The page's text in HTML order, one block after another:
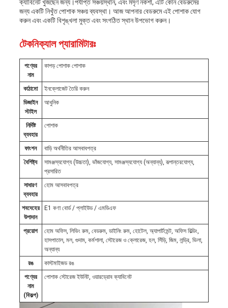
ক্যাবিনেট খুঁজছেন জন্য।পর্যাপ্ত সঞ্চয়স্থান, এবং মসৃণ নকশা, এটি কোন বেডরুমের
জন্য একটি নিখুঁত পোশাক সঞ্চয় ব্যবস্থা। আজ আপনার বেডরুমে এই পোশাক যোগ
করুন এবং একটি বিশৃঙ্খলা মুক্ত এবং সংগঠিত স্থান উপভোগ করুন।
টেকনিক্যাল প্যারামিটারঃ
পণ্যের
নাম
কাপড় পোশাক পোশাক
কাঠামো
ইনক্লোজেট তৈরি করুন
ডিজাইন
স্টাইল
আধুনিক
নির্দিষ্ট
ব্যবহার
পোশাক
ফাংশন
বাড়ি অর্থনীতির আসবাবপত্র
বৈশিষ্ট্য
সামঞ্জস্যযোগ্য (উচ্চতা), ভাঁজযোগ্য, সামঞ্জস্যযোগ্য (অন্যান্য), রূপান্তরযোগ্য,
প্রসারিত
সাধারণ
ব্যবহার
হোম আসবাবপত্র
শবদেহের
উপাদান
E1 কণা বোর্ড / প্লাইউড / এমডিএফ
প্রয়োগ
হোম অফিস, লিভিং রুম, বেডরুম, ডাইনিং রুম, হোটেল, অ্যাপার্টমেন্ট, অফিস বিল্ডিং,
হাসপাতাল, মল, গুদাম, কর্মশালা, স্টোরেজ ও ক্লোরেজ, হল, সিঁড়ি, জিম, লন্ড্রি, ভিলা,
অন্যান্য
রঙ
কাস্টমাইজড রঙ
পণ্যের
নাম
(বিকল্প)
পোশাক স্টোরেজ ইউনিট, ওয়ারড্রোব ক্যাবিনেট